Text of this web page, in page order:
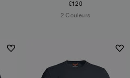
€120
2 Couleurs